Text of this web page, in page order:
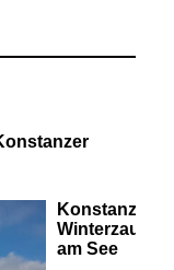
Konstanzer
Winterzauber
am See